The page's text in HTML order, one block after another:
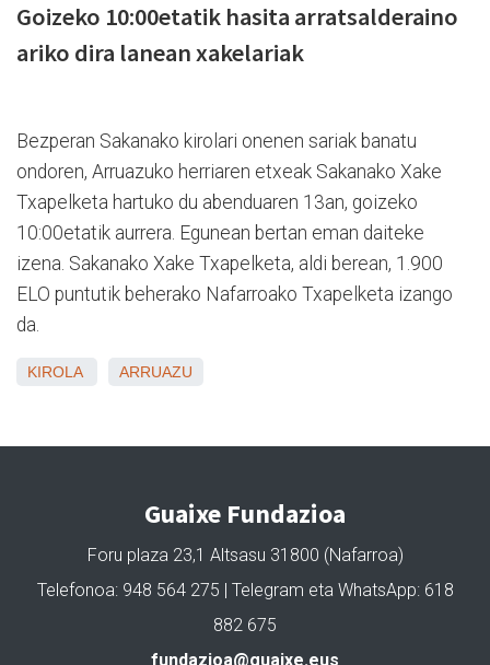
Goizeko 10:00etatik hasita arratsalderaino
ariko dira lanean xakelariak
Bezperan Sakanako kirolari onenen sariak banatu
ondoren, Arruazuko herriaren etxeak Sakanako Xake
Txapelketa hartuko du abenduaren 13an, goizeko
10:00etatik aurrera. Egunean bertan eman daiteke
izena. Sakanako Xake Txapelketa, aldi berean, 1.900
ELO puntutik beherako Nafarroako Txapelketa izango
da.
KIROLA ARRUAZU
Guaixe Fundazioa
Foru plaza 23,1 Altsasu 31800 (Nafarroa)
Telefonoa: 948 564 275 | Telegram eta WhatsApp: 618
882 675
fundazioa@guaixe.eus